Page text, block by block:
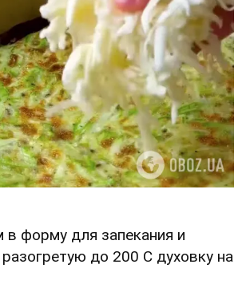
в форму для запекания и
до 200 С духовку на